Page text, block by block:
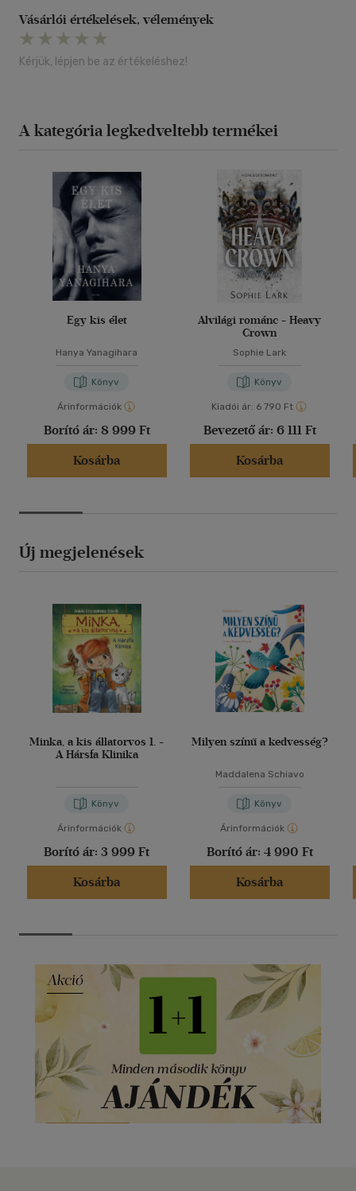
Vásárlói értékelések, vélemények
Kérjük, lépjen be az értékeléshez!
A kategória legkedveltebb termékei
Egy kis élet
Hanya Yanagihara
Könyv
Árinformációk
Borító ár: 8 999 Ft
Kosárba
Alvilági románc - Heavy
Crown
Sophie Lark
Könyv
Kiadói ár: 6 790 Ft
Bevezető ár: 6 111 Ft
Kosárba
Új megjelenések
Minka, a kis állatorvos 1. -
A Hársfa Klinika
Könyv
Árinformációk
Borító ár: 3 999 Ft
Kosárba
Milyen színű a kedvesség?
Maddalena Schiavo
Könyv
Árinformációk
Borító ár: 4 990 Ft
Kosárba